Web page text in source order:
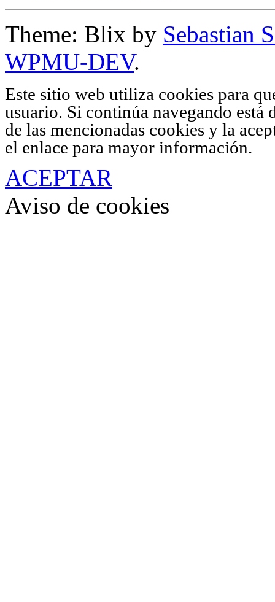
Theme: Blix by Sebastian
WPMU-DEV.
Este sitio web utiliza cookies para
usuario. Si continúa navegando está
de las mencionadas cookies y la
el enlace para mayor información.
ACEPTAR
Aviso de cookies